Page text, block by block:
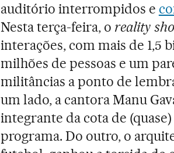
auditório interrompidos e
Nesta terça-feira, o reality
interações, com mais de 1,5
milhões de pessoas e um
militâncias a ponto de
um lado, a cantora Manu
integrante da cota de
programa. Do outro, o